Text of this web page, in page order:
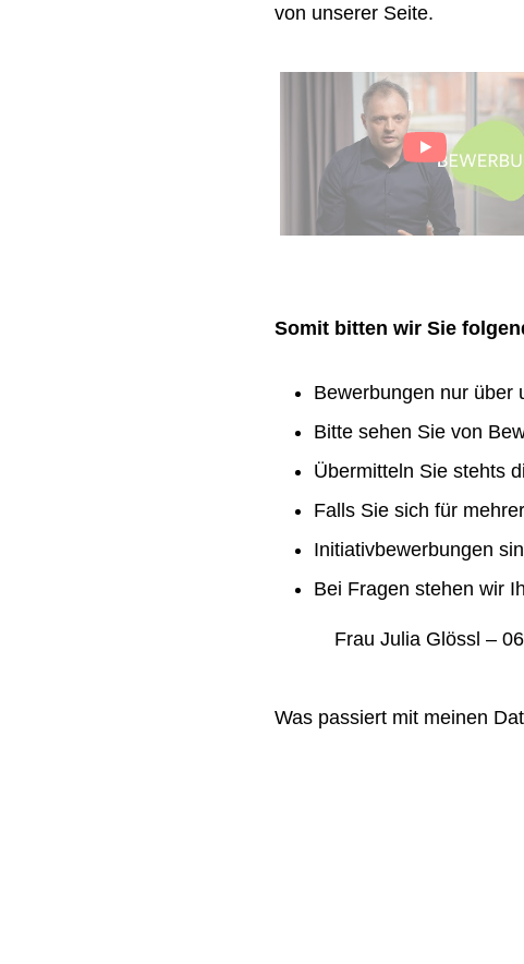
von unserer Seite.
Somit bitten wir Sie
Bewerbungen nur über
Bitte sehen Sie von
Übermitteln Sie stehts
Falls Sie sich für
Initiativbewerbungen
Bei Fragen stehen wir
Frau Julia Glössl –
Was passiert mit meinen